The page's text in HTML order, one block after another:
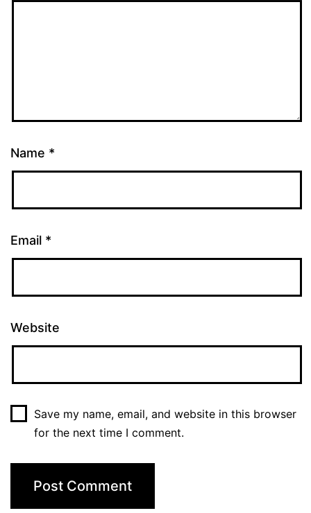
Name *
Email *
Website
Save my name, email, and website in this browser
for the next time I comment.